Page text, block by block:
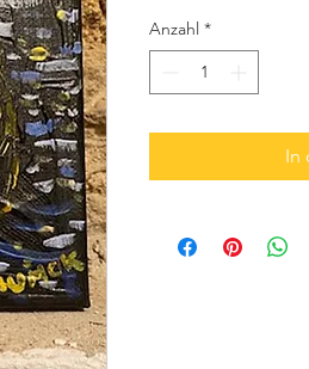
Anzahl *
In